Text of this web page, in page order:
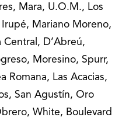
Mara, U.O.M., Los
Irupé, Mariano Moreno,
D’Abreú,
Moresino, Spurr,
Romana, Las Acacias,
San Agustín, Oro
White, Boulevard